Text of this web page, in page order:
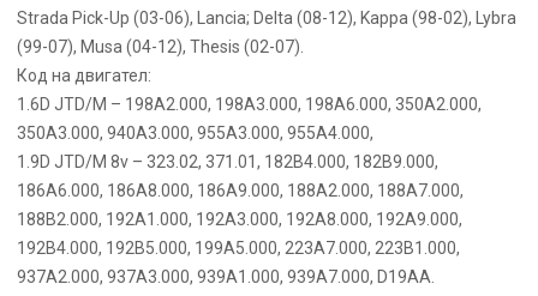
Strada Pick-Up (03-06), Lancia; Delta (08-12), Kappa (98-02), Lybra
(99-07), Musa (04-12), Thesis (02-07).
Код на двигател:
1.6D JTD/M – 198A2.000, 198A3.000, 198A6.000, 350A2.000,
350A3.000, 940A3.000, 955A3.000, 955A4.000,
1.9D JTD/M 8v – 323.02, 371.01, 182B4.000, 182B9.000,
186A6.000, 186A8.000, 186A9.000, 188A2.000, 188A7.000,
188B2.000, 192A1.000, 192A3.000, 192A8.000, 192A9.000,
192B4.000, 192B5.000, 199A5.000, 223A7.000, 223B1.000,
937A2.000, 937A3.000, 939A1.000, 939A7.000, D19AA.